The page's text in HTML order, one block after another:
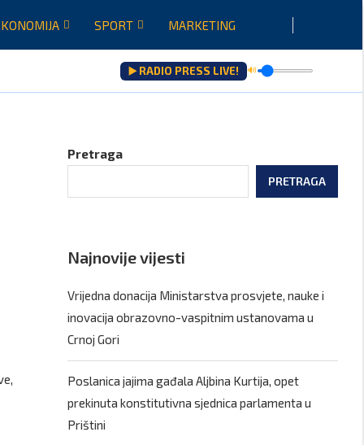
SPORT MARKETING
▶️ RADIO PRESS LIVE! 🔊
Pretraga
PRETRAGA
Najnovije vijesti
Vrijedna donacija Ministarstva prosvjete, nauke i
inovacija obrazovno-vaspitnim ustanovama u
Crnoj Gori
Poslanica jajima gađala Aljbina Kurtija, opet
prekinuta konstitutivna sjednica parlamenta u
Prištini